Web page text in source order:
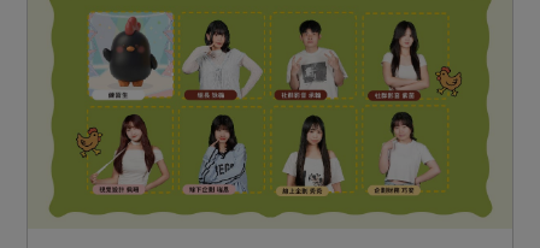
優惠專區
素食專區
樂齡友善
高麗菜海鮮煎餅
地區活動
社務會議 地區活動
活動報下載